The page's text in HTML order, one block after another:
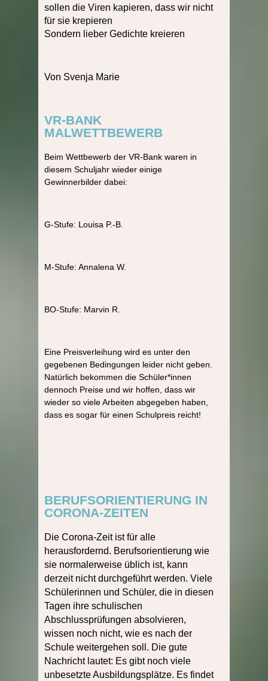
sollen die Viren kapieren, dass wir nicht
für sie krepieren
Sondern lieber Gedichte kreieren
Von Svenja Marie
VR-BANK
MALWETTBEWERB
Beim Wettbewerb der VR-Bank waren in
diesem Schuljahr wieder einige
Gewinnerbilder dabei:
G-Stufe: Louisa P.-B.
M-Stufe: Annalena W.
BO-Stufe: Marvin R.
Eine Preisverleihung wird es unter den
gegebenen Bedingungen leider nicht geben.
Natürlich bekommen die Schüler*innen
dennoch Preise und wir hoffen, dass wir
wieder so viele Arbeiten abgegeben haben,
dass es sogar für einen Schulpreis reicht!
BERUFSORIENTIERUNG IN
CORONA-ZEITEN
Die Corona-Zeit ist für alle
herausfordernd. Berufsorientierung wie
sie normalerweise üblich ist, kann
derzeit nicht durchgeführt werden. Viele
Schülerinnen und Schüler, die in diesen
Tagen ihre schulischen
Abschlussprüfungen absolvieren,
wissen noch nicht, wie es nach der
Schule weitergehen soll. Die gute
Nachricht lautet: Es gibt noch viele
unbesetzte Ausbildungsplätze. Es findet